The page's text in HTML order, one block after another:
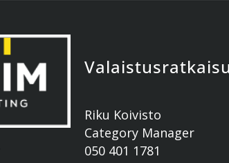
Riku Koivisto
Category Manager
050 401 1781